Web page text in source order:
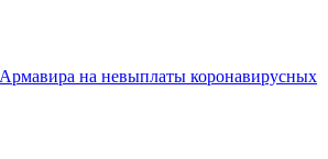
на невыплаты коронавирусных